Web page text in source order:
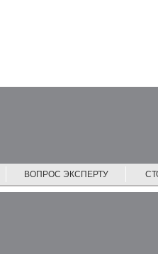
ВОПРОС ЭКСПЕРТУ